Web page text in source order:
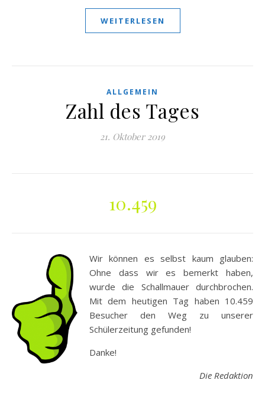
WEITERLESEN
ALLGEMEIN
Zahl des Tages
21. Oktober 2019
10.459
Wir können es selbst kaum glauben:
Ohne dass wir es bemerkt haben,
wurde die Schallmauer durchbrochen.
Mit dem heutigen Tag haben 10.459
Besucher den Weg zu unserer
Schülerzeitung gefunden!
Danke!
Die Redaktion